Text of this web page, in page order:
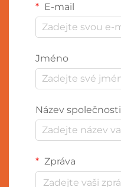
E-mail
Jméno
Název společnosti
Zpráva